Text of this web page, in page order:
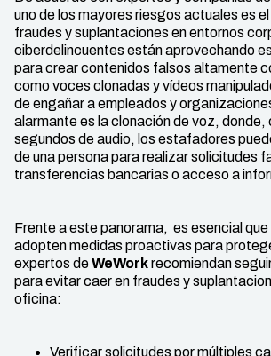
uno de los mayores riesgos actuales es
fraudes y suplantaciones en entornos
ciberdelincuentes están aprovechando
para crear contenidos falsos altamente
como voces clonadas y vídeos
de engañar a empleados y
alarmante es la clonación de voz, donde,
segundos de audio, los estafadores
de una persona para realizar solicitudes
transferencias bancarias o acceso a
Frente a este panorama, es esencial que
adopten medidas proactivas para
expertos deWeWorkrecomiendan
para evitar caer en fraudes y
oficina:
Verificar solicitudes por múltiples